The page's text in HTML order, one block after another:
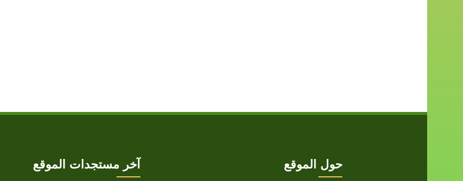
حول الموقع آخر مستجدات الموقع